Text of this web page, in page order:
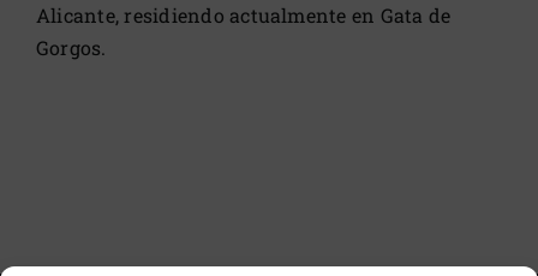
Alicante, residiendo actualmente en Gata de
Gorgos.